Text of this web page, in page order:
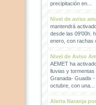
precipitación en...
Nivel de aviso
mantendrá
desde las 09'00h.
enero, con rachas
Nivel de Aviso
AEMET ha
lluvias y tormentas
Granada- Guadix
octubre, con una...
Alerta Naranja